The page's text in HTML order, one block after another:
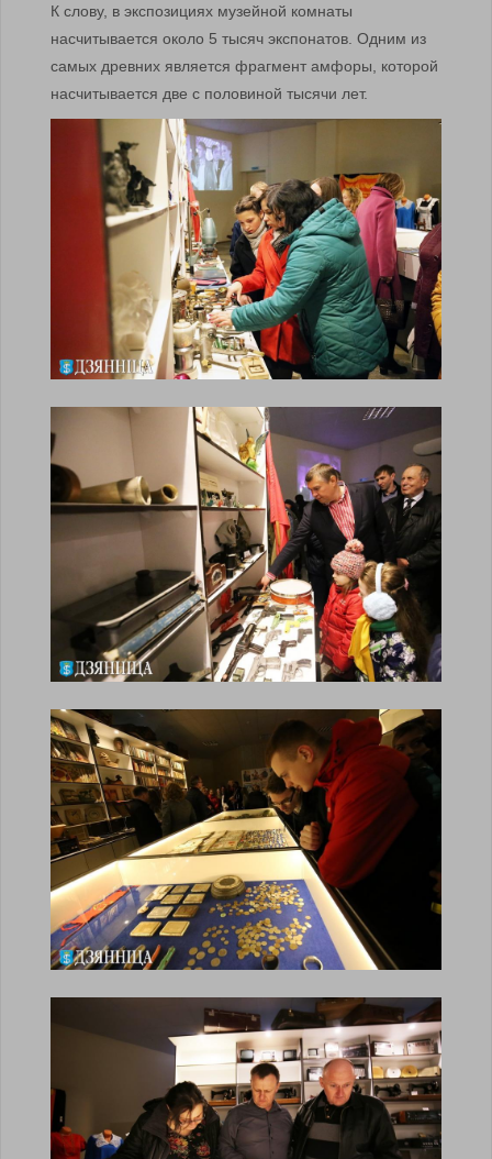
К слову, в экспозициях музейной комнаты
насчитывается около 5 тысяч экспонатов. Одним из
самых древних является фрагмент амфоры, которой
насчитывается две с половиной тысячи лет.